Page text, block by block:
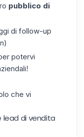
pubblico di
di follow-up
potervi
che vi
di vendita